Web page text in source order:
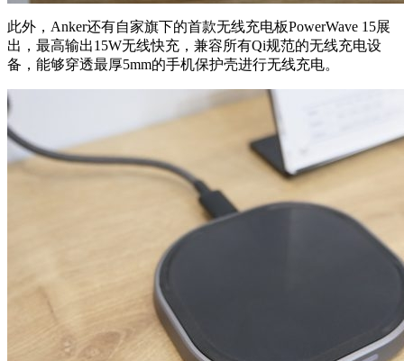
此外，Anker还有自家旗下的首款无线充电板PowerWave 15展
出，最高输出15W无线快充，兼容所有Qi规范的无线充电设
备，能够穿透最厚5mm的手机保护壳进行无线充电。